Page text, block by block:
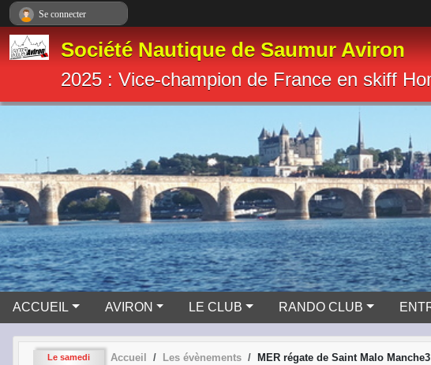
Société Nautique de Saumur Aviron
2025 : Vice-champion de France en skiff
ACCUEIL AVIRON LE CLUB RANDO CLUB
Le samedi Accueil Les évènements MER régate de Saint Malo Manche3
Se connecter
Panneau de gestion des cookies